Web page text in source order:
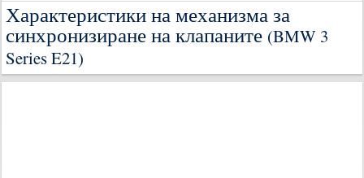
Характеристики на механизма за
синхронизиране на клапаните (BMW 3
Series E21)